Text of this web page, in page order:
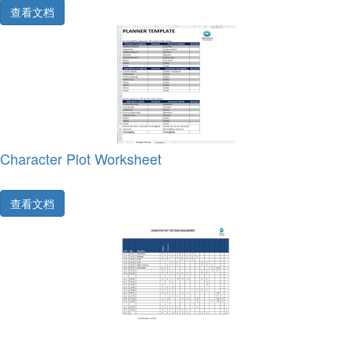
查看文档
Character Plot Worksheet
查看文档